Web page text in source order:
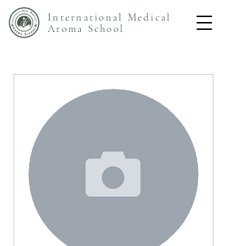
International Medical
Aroma School